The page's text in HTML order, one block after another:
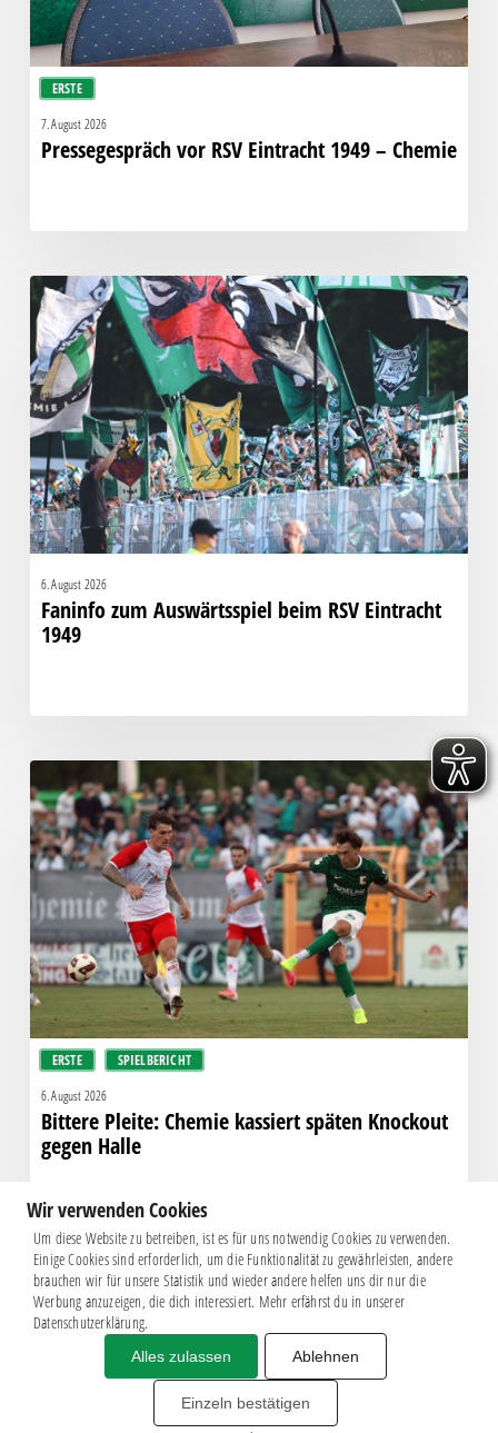
ERSTE
7. August 2026
Pressegespräch vor RSV Eintracht 1949 – Chemie
Faninfo
zum
Auswärtsspiel
beim
RSV
Eintracht
6. August 2026
Faninfo zum Auswärtsspiel beim RSV Eintracht
1949
ERSTE SPIELBERICHT
Pleite:
Chemie
kassiert
späten
Knockout
gegen
Halle
6. August 2026
Bittere Pleite: Chemie kassiert späten Knockout
gegen Halle
Impressum|Datenschutz
BSG CHEMIE LEIPZIG © 2026
MITGLIEDERZAHL: 2.816
Wir verwenden Cookies
Um diese Website zu betreiben, ist es für uns notwendig Cookies zu verwenden.
Einige Cookies sind erforderlich, um die Funktionalität zu gewährleisten, andere
brauchen wir für unsere Statistik und wieder andere helfen uns dir nur die
Werbung anzuzeigen, die dich interessiert. Mehr erfährst du in unserer
Datenschutzerklärung.
Alles zulassen Ablehnen
Einzeln bestätigen